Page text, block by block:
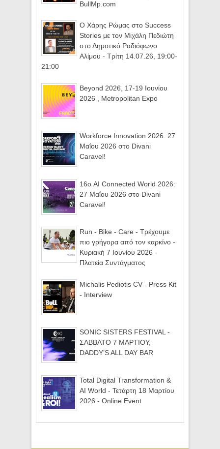
BullMp.com
Ο Χάρης Ρώμας στο Success
Stories με τον Μιχάλη Πεδιώτη
στο Δημοτικό Ραδιόφωνο
Αλίμου - Τρίτη 14.07.26, 19:00-
21:00
Beyond 2026, 17-19 Ιουνίου
2026 , Metropolitan Expo
Workforce Innovation 2026: 27
Μαΐου 2026 στο Divani
Caravel!
16ο AI Connected World 2026:
27 Μαΐου 2026 στο Divani
Caravel!
Run - Bike - Care - Τρέχουμε
πιο γρήγορα από τον καρκίνο -
Κυριακή 7 Ιουνίου 2026 -
Πλατεία Συντάγματος
Michalis Pediotis CV - Press Kit
- Interview
SONIC SISTERS FESTIVAL -
ΣΑΒΒΑΤΟ 7 ΜΑΡΤΙΟΥ,
DADDY’S ALL DAY BAR
Total Digital Transformation &
AI World - Τετάρτη 18 Μαρτίου
2026 - Online Event